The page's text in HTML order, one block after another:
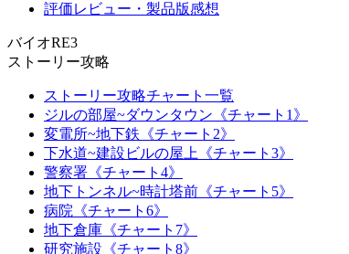
評価レビュー・製品版感想
バイオRE3
ストーリー攻略
ストーリー攻略チャート一覧
ジルの部屋~ダウンタウン《チャート1》
変電所~地下鉄《チャート2》
下水道~建設ビルの屋上《チャート3》
警察署《チャート4》
地下トンネル~時計塔前《チャート5》
病院《チャート6》
地下倉庫《チャート7》
研究施設《チャート8》